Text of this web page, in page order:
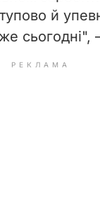
й
сьогодні",
РЕКЛАМА